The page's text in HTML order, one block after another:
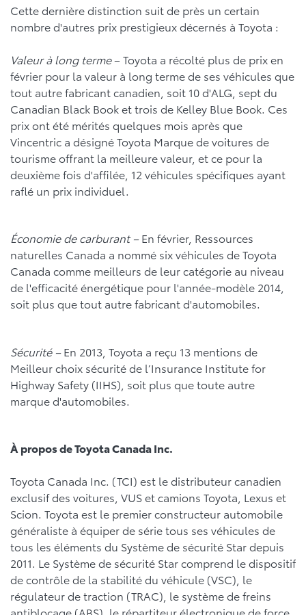
Cette dernière distinction suit de près un certain
nombre d'autres prix prestigieux décernés à Toyota :
Valeur à long terme– Toyota a récolté plus de prix en
février pour la valeur à long terme de ses véhicules que
tout autre fabricant canadien, soit 10 d'ALG, sept du
Canadian Black Book et trois de Kelley Blue Book. Ces
prix ont été mérités quelques mois après que
Vincentric a désigné Toyota Marque de voitures de
tourisme offrant la meilleure valeur, et ce pour la
deuxième fois d'affilée, 12 véhicules spécifiques ayant
raflé un prix individuel.
Économie de carburant –En février, Ressources
naturelles Canada a nommé six véhicules de Toyota
Canada comme meilleurs de leur catégorie au niveau
de l'efficacité énergétique pour l'année-modèle 2014,
soit plus que tout autre fabricant d'automobiles.
Sécurité –En 2013, Toyota a reçu 13 mentions de
Meilleur choix sécurité de l’Insurance Institute for
Highway Safety (IIHS), soit plus que toute autre
marque d'automobiles.
À propos de Toyota Canada Inc.
Toyota Canada Inc. (TCI) est le distributeur canadien
exclusif des voitures, VUS et camions Toyota, Lexus et
Scion. Toyota est le premier constructeur automobile
généraliste à équiper de série tous ses véhicules de
tous les éléments du Système de sécurité Star depuis
2011. Le Système de sécurité Star comprend le dispositif
de contrôle de la stabilité du véhicule (VSC), le
régulateur de traction (TRAC), le système de freins